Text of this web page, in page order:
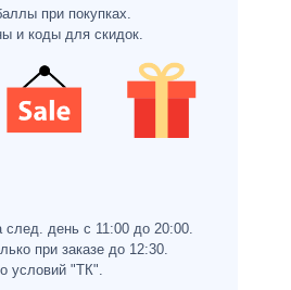
при покупках.
и коды для скидок.
день с 11:00 до 20:00.
при заказе до 12:30.
условий "ТК".